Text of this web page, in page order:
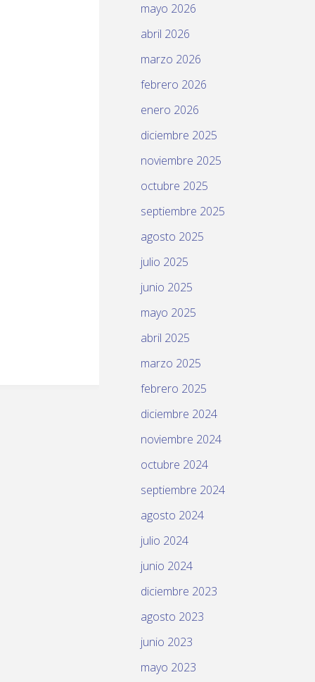
mayo 2026
abril 2026
marzo 2026
febrero 2026
enero 2026
diciembre 2025
noviembre 2025
octubre 2025
septiembre 2025
agosto 2025
julio 2025
junio 2025
mayo 2025
abril 2025
marzo 2025
febrero 2025
diciembre 2024
noviembre 2024
octubre 2024
septiembre 2024
agosto 2024
julio 2024
junio 2024
diciembre 2023
agosto 2023
junio 2023
mayo 2023